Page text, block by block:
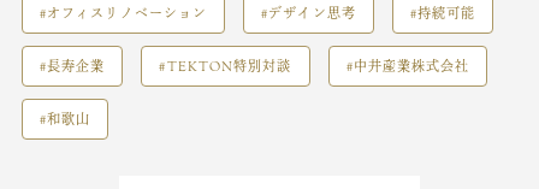
#オフィスリノベーション #デザイン思考 #持続可能
#長寿企業 #TEKTON特別対談 #中井産業株式会社
#和歌山